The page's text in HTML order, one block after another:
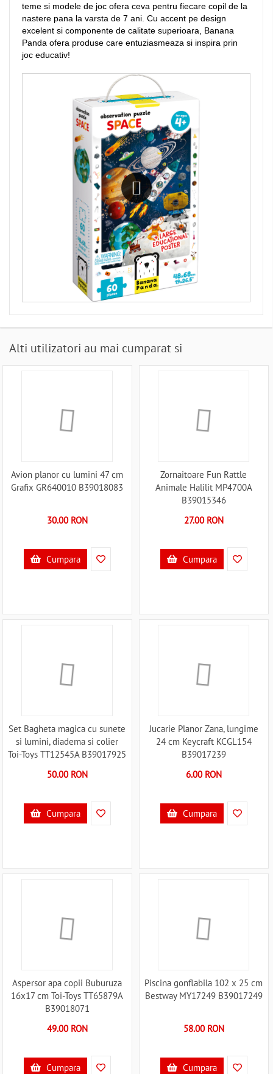
teme si modele de joc ofera ceva pentru fiecare copil de la
nastere pana la varsta de 7 ani. Cu accent pe design
excelent si componente de calitate superioara, Banana
Panda ofera produse care entuziasmeaza si inspira prin
joc educativ!
Alti utilizatori au mai cumparat si
Avion planor cu lumini 47 cm
Grafix GR640010 B39018083
30.00 RON
Cumpara
Zornaitoare Fun Rattle
Animale Halilit MP4700A
B39015346
27.00 RON
Cumpara
Set Bagheta magica cu sunete
si lumini, diadema si colier
Toi-Toys TT12545A B39017925
50.00 RON
Cumpara
Jucarie Planor Zana, lungime
24 cm Keycraft KCGL154
B39017239
6.00 RON
Cumpara
Aspersor apa copii Buburuza
16x17 cm Toi-Toys TT65879A
B39018071
49.00 RON
Cumpara
Piscina gonflabila 102 x 25 cm
Bestway MY17249 B39017249
58.00 RON
Cumpara